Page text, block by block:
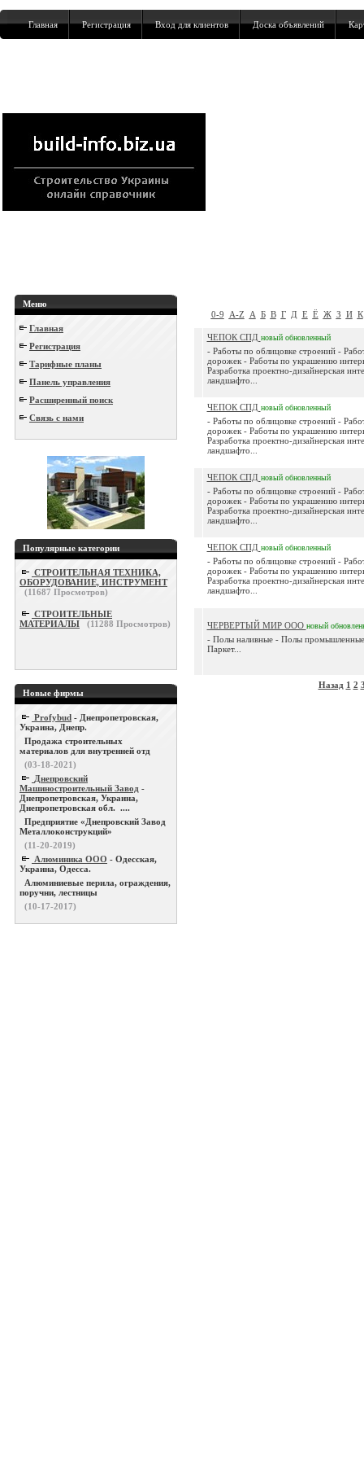
Главная Регистрация Вход для клиентов Доска объявлений
Меню
Главная
Регистрация
Тарифные планы
Панель управления
Расширенный поиск
Связь с нами
Популярные категории
СТРОИТЕЛЬНАЯ ТЕХНИКА,
ОБОРУДОВАНИЕ, ИНСТРУМЕНТ
(11687 Просмотров)
СТРОИТЕЛЬНЫЕ
МАТЕРИАЛЫ
(11288 Просмотров)
Новые фирмы
Profybud - Днепропетровская,
Украина, Днепр.
Продажа строительных
материалов для внутренней отд
(03-18-2021)
Днепровский
Машиностроительный Завод -
Днепропетровская, Украина,
Днепропетровская обл. ....
Предприятие «Днепровский Завод
Металлоконструкций»
(11-20-2019)
Алюминика ООО - Одесская,
Украина, Одесса.
Алюминиевые перила, ограждения,
поручни, лестницы
(10-17-2017)
0-9 A-Z А Б В Г Д Е Ё Ж З И К
ЧЕПОК СПД новый обновленный
- Работы по облицовке строений -
дорожек - Работы по украшению
Разработка проектно-дизайнерская
ландшафто...
ЧЕПОК СПД новый обновленный
- Работы по облицовке строений -
дорожек - Работы по украшению
Разработка проектно-дизайнерская
ландшафто...
ЧЕПОК СПД новый обновленный
- Работы по облицовке строений -
дорожек - Работы по украшению
Разработка проектно-дизайнерская
ландшафто...
ЧЕПОК СПД новый обновленный
- Работы по облицовке строений -
дорожек - Работы по украшению
Разработка проектно-дизайнерская
ландшафто...
ЧЕРВЕРТЫЙ МИР ООО новый
- Полы наливные - Полы
Паркет...
Назад 1 2